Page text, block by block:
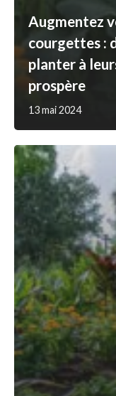
Augmentez
courgettes :
planter à
prospère
13 mai 2024